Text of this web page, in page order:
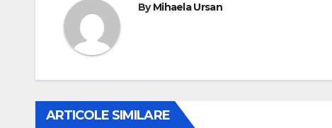
ByMihaela Ursan
ARTICOLE SIMILARE